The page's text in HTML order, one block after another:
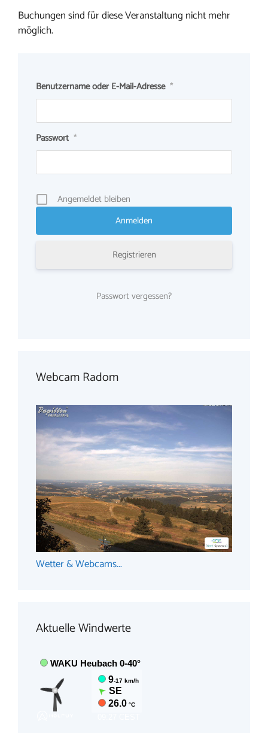
Buchungen sind für diese Veranstaltung nicht mehr
möglich.
Benutzername oder E-Mail-Adresse *
Passwort *
Angemeldet bleiben
Registrieren
Passwort vergessen?
Webcam Radom
Wetter & Webcams...
Aktuelle Windwerte